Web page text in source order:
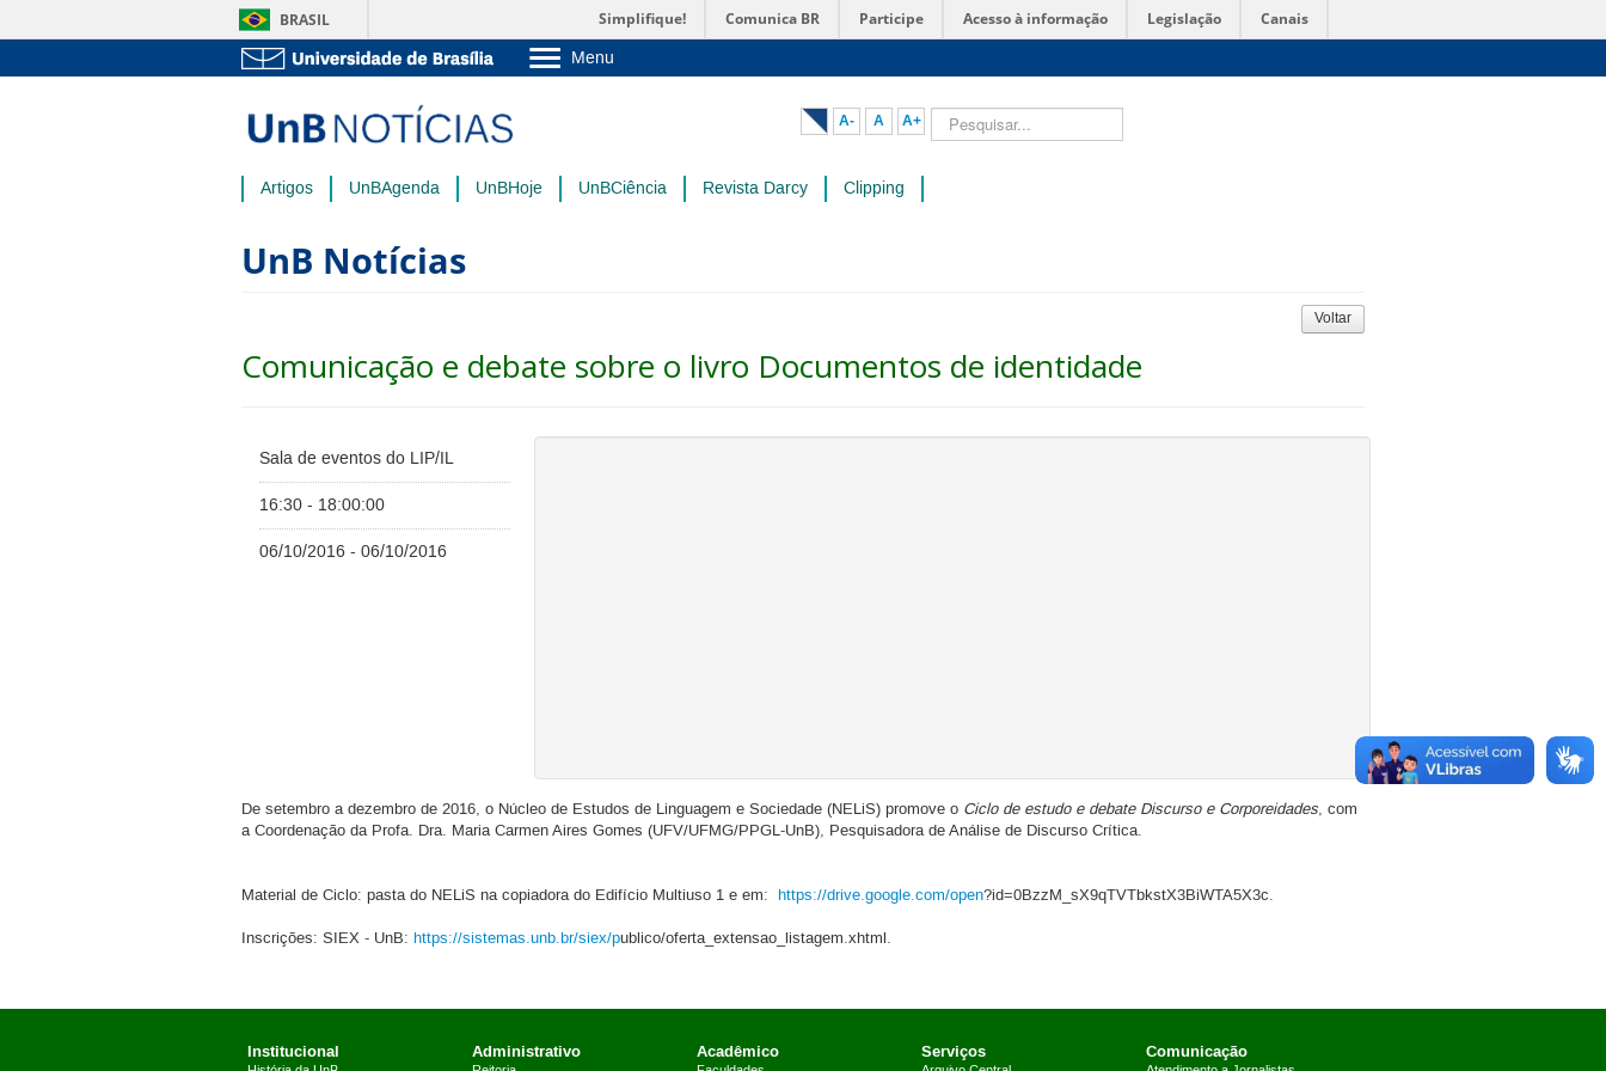
BRASIL Simplifique! Comunica BR Participe Acesso à informação Legislação Canais
Menu
Pós-Graduação
Administração
A- A A+ Pesquisar...
Artigos UnBAgenda UnBHoje UnBCiência Revista Darcy Clipping
UnB Notícias
Voltar
Comunicação e debate sobre o livro Documentos de identidade
Sala de eventos do LIP/IL
16:30 - 18:00:00
06/10/2016 - 06/10/2016
De setembro a dezembro de 2016, o Núcleo de Estudos de Linguagem e Sociedade (NELiS) promove o Ciclo de estudo e debate Discurso e Corporeidades, com
a Coordenação da Profa. Dra. Maria Carmen Aires Gomes (UFV/UFMG/PPGL-UnB), Pesquisadora de Análise de Discurso Crítica.
Material de Ciclo: pasta do NELiS na copiadora do Edifício Multiuso 1 e em: https://drive.google.com/open?id=0BzzM_sX9qTVTbkstX3BiWTA5X3c.
Inscrições: SIEX - UnB: https://sistemas.unb.br/siex/publico/oferta_extensao_listagem.xhtml.
Institucional Administrativo Acadêmico Serviços Comunicação